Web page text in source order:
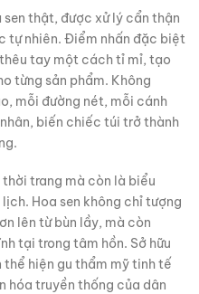
thật, được xử lý cẩn thận
tự nhiên. Điểm nhấn đặc biệt
tay một cách tỉ mỉ, tạo
từng sản phẩm. Không
mỗi đường nét, mỗi cánh
biến chiếc túi trở thành
trang mà còn là biểu
Hoa sen không chỉ tượng
lên từ bùn lầy, mà còn
tại trong tâm hồn. Sở hữu
hiện gu thẩm mỹ tinh tế
hóa truyền thống của dân